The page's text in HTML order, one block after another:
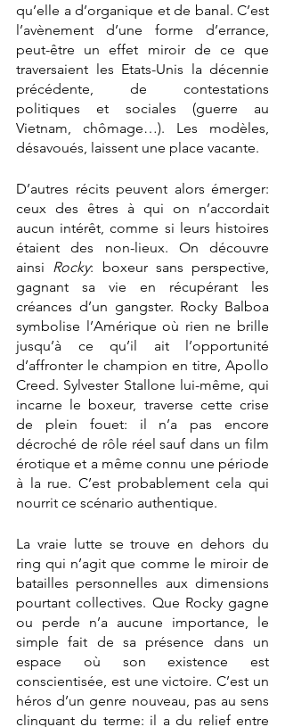
qu’elle a d’organique et de banal. C’est
l’avènement d’une forme d’errance,
peut-être un effet miroir de ce que
traversaient les Etats-Unis la décennie
précédente, de contestations
politiques et sociales (guerre au
Vietnam, chômage…). Les modèles,
désavoués, laissent une place vacante.
D’autres récits peuvent alors émerger:
ceux des êtres à qui on n’accordait
aucun intérêt, comme si leurs histoires
étaient des non-lieux. On découvre
ainsi Rocky: boxeur sans perspective,
gagnant sa vie en récupérant les
créances d’un gangster. Rocky Balboa
symbolise l’Amérique où rien ne brille
jusqu’à ce qu’il ait l’opportunité
d’affronter le champion en titre, Apollo
Creed. Sylvester Stallone lui-même, qui
incarne le boxeur, traverse cette crise
de plein fouet: il n’a pas encore
décroché de rôle réel sauf dans un film
érotique et a même connu une période
à la rue. C’est probablement cela qui
nourrit ce scénario authentique.
La vraie lutte se trouve en dehors du
ring qui n’agit que comme le miroir de
batailles personnelles aux dimensions
pourtant collectives. Que Rocky gagne
ou perde n’a aucune importance, le
simple fait de sa présence dans un
espace où son existence est
conscientisée, est une victoire. C’est un
héros d’un genre nouveau, pas au sens
clinquant du terme: il a du relief entre